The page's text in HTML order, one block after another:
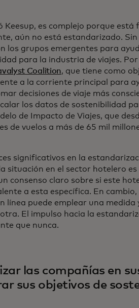
Keesup, es complejo porque
aún no está estandarizado.
los grupos emergentes para
para la industria de viajes.
Coalition, que tiene como
a la corriente principal para
decisiones de viaje más
los datos de sostenibilidad
de Impacto de Viajes, que
de vuelos a más de 65 mil
significativos en la
situación en el sector hotelero
consenso claro sobre si este
a esta específica. En
línea puede emplear una medida
El impulso hacia la
que nunca.
las compañías en
sus objetivos de